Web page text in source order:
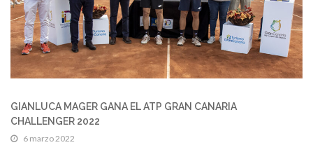
GIANLUCA MAGER GANA EL ATP GRAN CANARIA
CHALLENGER 2022
6 marzo 2022